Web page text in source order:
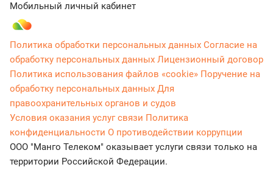
Мобильный личный кабинет
Политика обработки персональных данных Согласие на
обработку персональных данных Лицензионный договор
Политика использования файлов «cookie» Поручение на
обработку персональных данных Для
правоохранительных органов и судов
Условия оказания услуг связи Политика
конфиденциальности О противодействии коррупции
ООО "Манго Телеком" оказывает услуги связи только на
территории Российской Федерации.